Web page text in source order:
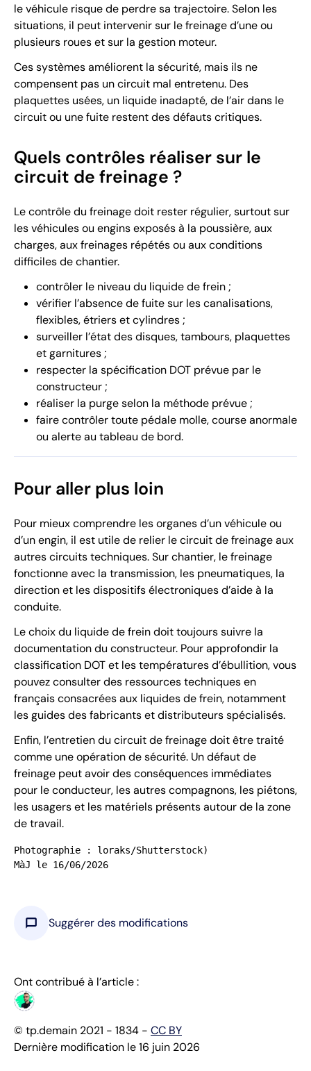
le véhicule risque de perdre sa trajectoire. Selon les
situations, il peut intervenir sur le freinage d’une ou
plusieurs roues et sur la gestion moteur.
Ces systèmes améliorent la sécurité, mais ils ne
compensent pas un circuit mal entretenu. Des
plaquettes usées, un liquide inadapté, de l’air dans le
circuit ou une fuite restent des défauts critiques.
Quels contrôles réaliser sur le
circuit de freinage ?
Le contrôle du freinage doit rester régulier, surtout sur
les véhicules ou engins exposés à la poussière, aux
charges, aux freinages répétés ou aux conditions
difficiles de chantier.
contrôler le niveau du liquide de frein ;
vérifier l’absence de fuite sur les canalisations,
flexibles, étriers et cylindres ;
surveiller l’état des disques, tambours, plaquettes
et garnitures ;
respecter la spécification DOT prévue par le
constructeur ;
réaliser la purge selon la méthode prévue ;
faire contrôler toute pédale molle, course anormale
ou alerte au tableau de bord.
Pour aller plus loin
Pour mieux comprendre les organes d’un véhicule ou
d’un engin, il est utile de relier le circuit de freinage aux
autres circuits techniques. Sur chantier, le freinage
fonctionne avec la transmission, les pneumatiques, la
direction et les dispositifs électroniques d’aide à la
conduite.
Le choix du liquide de frein doit toujours suivre la
documentation du constructeur. Pour approfondir la
classification DOT et les températures d’ébullition, vous
pouvez consulter des ressources techniques en
français consacrées aux liquides de frein, notamment
les guides des fabricants et distributeurs spécialisés.
Enfin, l’entretien du circuit de freinage doit être traité
comme une opération de sécurité. Un défaut de
freinage peut avoir des conséquences immédiates
pour le conducteur, les autres compagnons, les piétons,
les usagers et les matériels présents autour de la zone
de travail.
Photographie : loraks/Shutterstock)
MàJ le 16/06/2026
chat_bubble Suggérer des modifications
Ont contribué à l’article :
© tp.demain 2021 - 1834 - CC BY
Dernière modification le 16 juin 2026